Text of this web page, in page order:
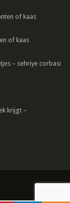
of kaas
of kaas
– sehriye corbasi
krijgt –